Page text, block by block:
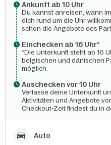
Ankunft ab 10 Uhr
Du kannst anreisen, wann
dich rund um die Uhr
schon die Angebote des
Einchecken ab 16 Uhr*
*Die Unterkunft steht ab 16
belgischen und dänischen
möglich.
Auschecken vor 10 Uhr
Verlasse deine Unterkunft
Aktivitäten und Angebote
Checkout-Zeit findest du in
Auto